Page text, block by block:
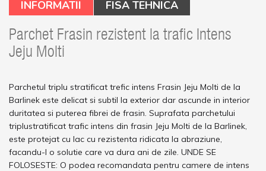
INFORMATII FISA TEHNICA
Parchet Frasin rezistent la trafic Intens
Jeju Molti
Parchetul triplu stratificat trefic intens Frasin Jeju Molti de la
Barlinek este delicat si subtil la exterior dar ascunde in interior
duritatea si puterea fibrei de frasin. Suprafata parchetului
triplustratificat trafic intens din frasin Jeju Molti de la Barlinek,
este protejat cu lac cu rezistenta ridicata la abraziune,
facandu-l o solutie care va dura ani de zile. UNDE SE
FOLOSESTE: O podea recomandata pentru camere de intens